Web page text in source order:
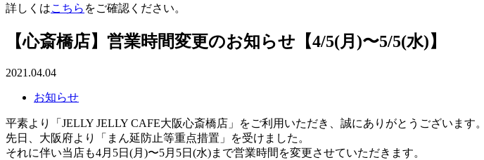
詳しくはこちら をご確認ください。
【心斎橋店】営業時間変更のお知らせ【4/5(月)〜5/5(水)】
2021.04.04
お知らせ
平素より「JELLY JELLY CAFE大阪心斎橋店」をご利用いただき、誠にありがとうございます。
先日、大阪府より「まん延防止等重点措置」を受けました。
それに伴い当店も4月5日(月)〜5月5日(水)まで営業時間を変更させていただきます。